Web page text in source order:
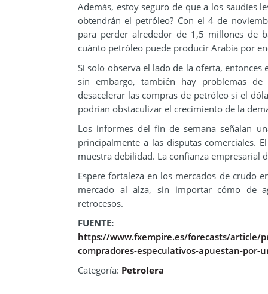
Además, estoy seguro de que a los saudíes
obtendrán el petróleo? Con el 4 de
para perder alrededor de 1,5 millones de
cuánto petróleo puede producir Arabia por
Si solo observa el lado de la oferta,
sin embargo, también hay problemas de
desacelerar las compras de petróleo si el
podrían obstaculizar el crecimiento de la
Los informes del fin de semana señalan
principalmente a las disputas comerciales.
muestra debilidad. La confianza empresarial
Espere fortaleza en los mercados de crudo
mercado al alza, sin importar cómo de
retrocesos.
FUENTE:
https://www.fxempire.es/forecasts/article/
compradores-especulativos-apuestan-por-
Categoría: Petrolera